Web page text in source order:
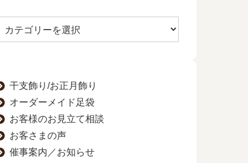
干支飾り/お正月飾り
オーダーメイド足袋
お客様のお見立て相談
お客さまの声
催事案内／お知らせ